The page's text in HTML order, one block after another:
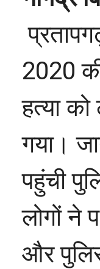
2020
हत्या
गया।
पहुंची
लोगों ने
और